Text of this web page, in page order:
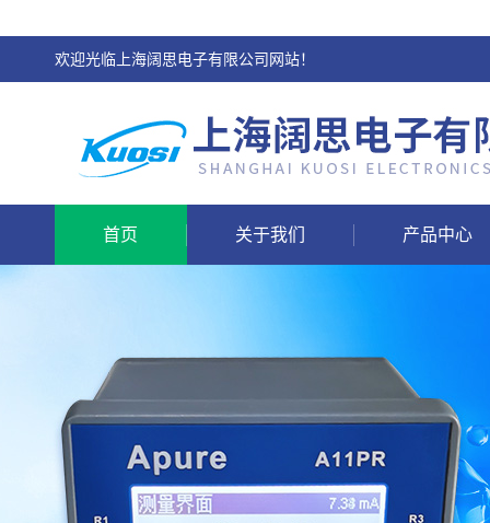
欢迎光临上海阔思电子有限公司网站！
首页 关于我们 产品中心